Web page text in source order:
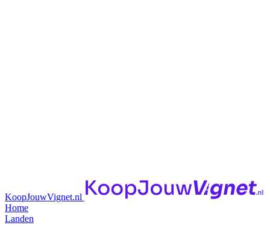
KoopJouwVignet.nl
Home
Landen